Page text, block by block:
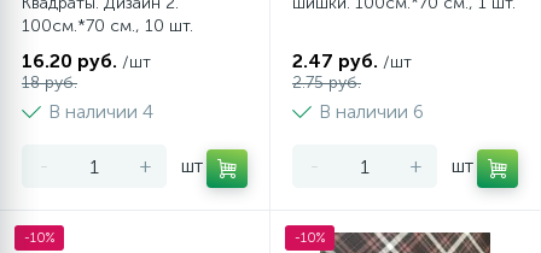
100см.*70 см., 10 шт.
16.20 руб. /шт
18 руб.
В наличии 4
- + шт
2.47 руб. /шт
2.75 руб.
В наличии 6
- + шт
-10% -10%